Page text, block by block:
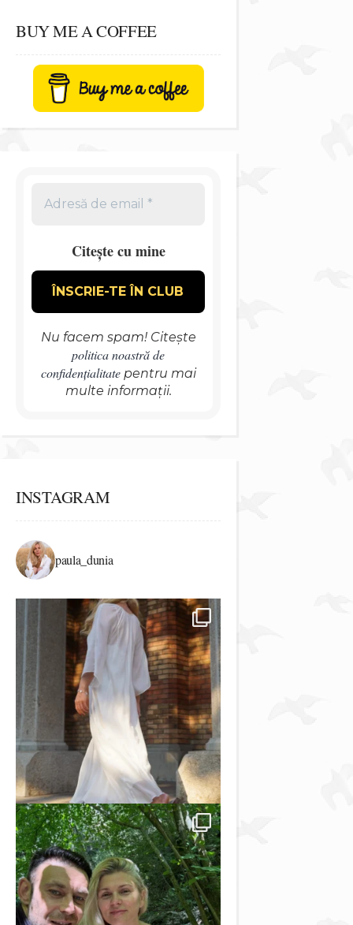
BUY ME A COFFEE
Citește cu mine
Nu facem spam! Citește
politica noastră de
confidențialitatepentru mai
multe informații.
INSTAGRAM
paula_dunia